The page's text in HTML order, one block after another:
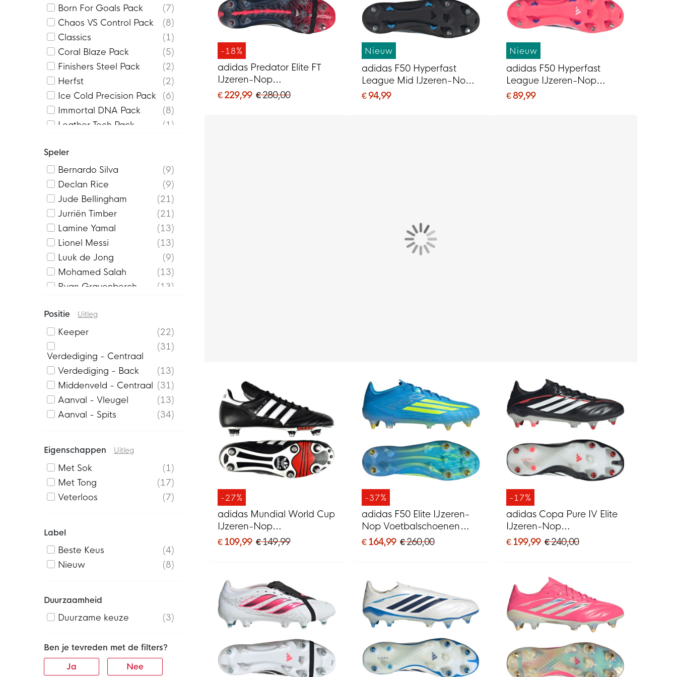
-18%
adidas Predator Elite FT
IJzeren-Nop
Voetbalschoenen (SG)
Zwart Wit Rood
€ 229,99 € 280,00
Nieuw
adidas F50 Hyperfast
League Mid IJzeren-Nop
Voetbalschoenen (SG)
€ 94,99
Nieuw
adidas F50 Hyperfast
League IJzeren-Nop
Voetbalschoenen (SG) Wit
€ 89,99
-27%
adidas Mundial World Cup
IJzeren-Nop
Voetbalschoenen (SG)
€ 109,99 € 149,99
-37%
adidas F50 Elite IJzeren-
Nop Voetbalschoenen
(SG) Blauw Neongeel
€ 164,99 € 260,00
-17%
adidas Copa Pure IV Elite
IJzeren-Nop
Voetbalschoenen (SG)
Zwart Wit Rood
€ 199,99 € 240,00
Born For Goals Pack
7
Chaos VS Control Pack
8
Classics
1
Coral Blaze Pack
5
Finishers Steel Pack
2
Herfst
2
Ice Cold Precision Pack
6
Immortal DNA Pack
8
Leather Tech Pack
1
ProPlayer
Radiant Blaze Pack
3
Road To Glory Pack
2
Speler
Bernardo Silva
9
Declan Rice
9
Jude Bellingham
21
Jurriën Timber
21
Lamine Yamal
13
Lionel Messi
13
Luuk de Jong
9
Mohamed Salah
13
Ryan Gravenberch
13
Positie
Uitleg
Keeper 22
Verdediging - Centraal
31
Verdediging - Back
13
Middenveld - Centraal
31
Aanval - Vleugel
13
Aanval - Spits
34
Eigenschappen Uitleg
Met Sok
1
Met Tong
17
Veterloos
7
Label
Beste Keus
4
Nieuw
8
Duurzaamheid
Duurzame keuze
3
Ben je tevreden met de filters?
Ja
Nee